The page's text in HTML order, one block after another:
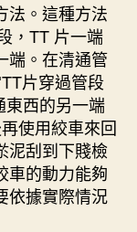
。這種方法
，TT 片一端
端。在清通管
片穿過管段
東西的另一端
使用絞車來回
泥刮到下賤檢
車的動力能夠
依據實際情況